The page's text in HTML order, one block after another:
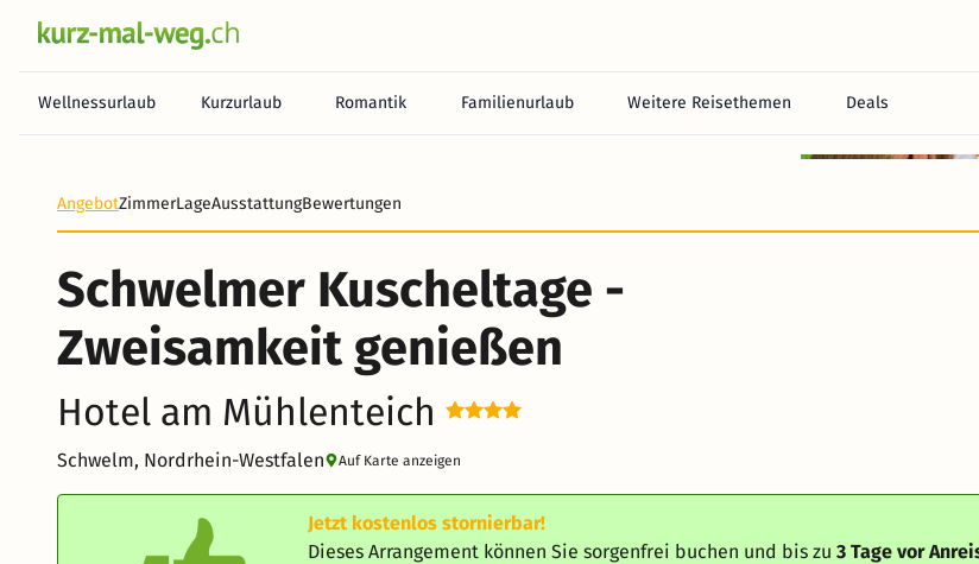
Wellnessurlaub Kurzurlaub Romantik Familienurlaub Weitere Reisethemen Deals
AngebotZimmerLageAusstattungBewertungen
Schwelmer Kuscheltage -
Zweisamkeit genießen
Hotel am Mühlenteich
Schwelm, Nordrhein-Westfalen Auf Karte anzeigen
Jetzt kostenlos stornierbar!
Dieses Arrangement können Sie sorgenfrei buchen und bis zu3 Tage vor